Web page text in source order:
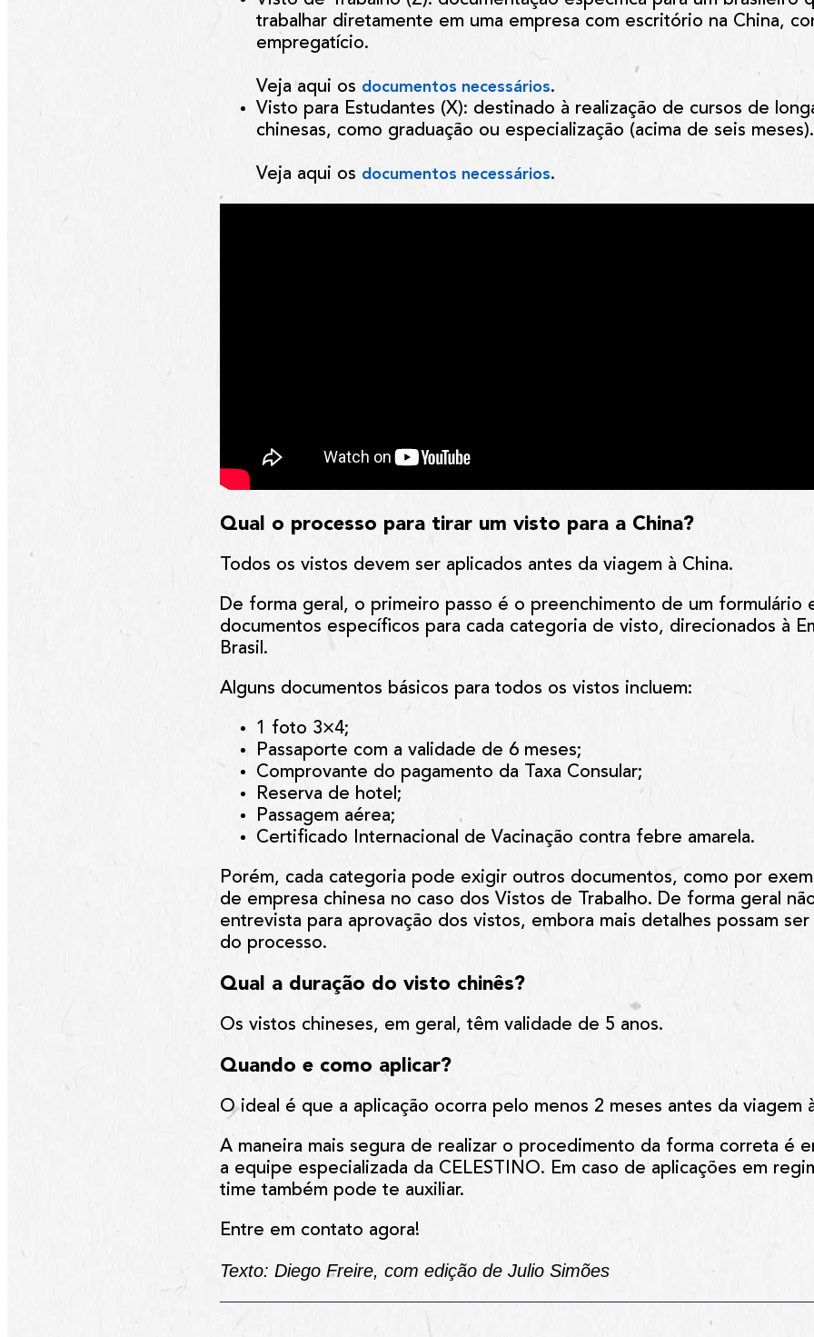
trabalhar diretamente em uma empresa com escritório na China,
empregatício.
Veja aqui os documentos necessários.
Visto para Estudantes (X): destinado à realização de cursos de
chinesas, como graduação ou especialização (acima de seis meses).
Veja aqui os documentos necessários.
Qual o processo para tirar um visto para a China?
Todos os vistos devem ser aplicados antes da viagem à China.
De forma geral, o primeiro passo é o preenchimento de um formulário
documentos específicos para cada categoria de visto, direcionados à
Brasil.
Alguns documentos básicos para todos os vistos incluem:
1 foto 3×4;
Passaporte com a validade de 6 meses;
Comprovante do pagamento da Taxa Consular;
Reserva de hotel;
Passagem aérea;
Certificado Internacional de Vacinação contra febre amarela.
Porém, cada categoria pode exigir outros documentos, como por
de empresa chinesa no caso dos Vistos de Trabalho. De forma geral
entrevista para aprovação dos vistos, embora mais detalhes possam
do processo.
Qual a duração do visto chinês?
Os vistos chineses, em geral, têm validade de 5 anos.
Quando e como aplicar?
O ideal é que a aplicação ocorra pelo menos 2 meses antes da viagem
A maneira mais segura de realizar o procedimento da forma correta é
a equipe especializada da CELESTINO. Em caso de aplicações em
time também pode te auxiliar.
Entre em contato agora!
Texto: Diego Freire, com edição de Julio Simões